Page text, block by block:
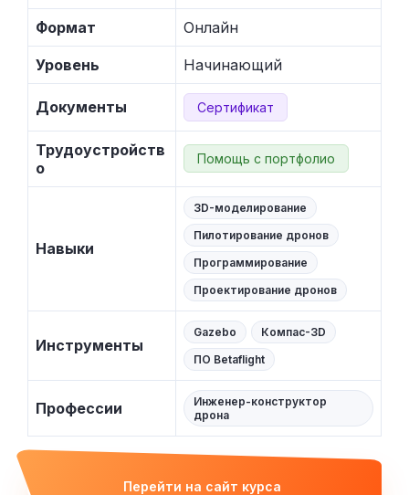
Формат Онлайн
Уровень Начинающий
Документы Сертификат
Трудоустройств
о
Помощь с портфолио
Навыки
3D-моделирование
Пилотирование дронов
Программирование
Проектирование дронов
Инструменты
Gazebo
Компас-3D
ПО Betaflight
Профессии
Инженер-конструктор
дрона
Перейти на сайт курса